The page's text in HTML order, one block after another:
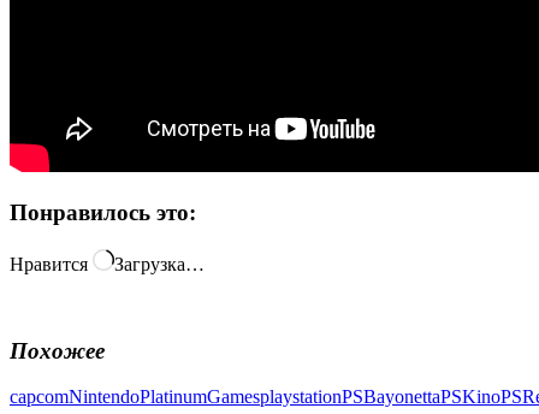
Понравилось это:
Нравится Загрузка…
Похожее
capcomNintendoPlatinumGamesplaystationPSBayonettaPSKino